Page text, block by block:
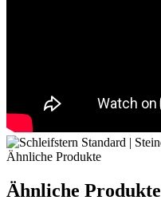
Ähnliche Produkte
Ähnliche Produkte